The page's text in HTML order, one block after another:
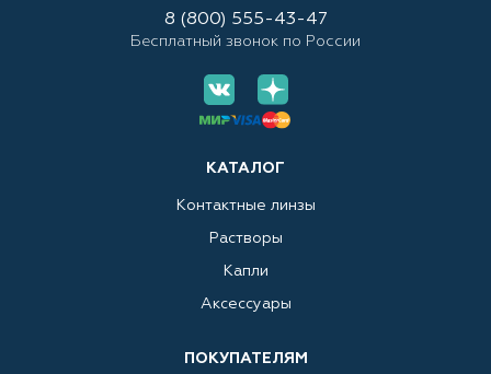
КАТАЛОГ
Контактные линзы
Растворы
Капли
Аксессуары
ПОКУПАТЕЛЯМ
8 (800) 555-43-47
Бесплатный звонок по России